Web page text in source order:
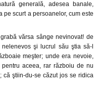
generală, adesea banale,
scurt a persoanelor, cum este
vărsa sânge nevinovat! de
şi lucrul său ştia să-l
meşter; unde era nevoie,
aceea, rar războiu de nu
ştiin-du-se căzut jos se ridica